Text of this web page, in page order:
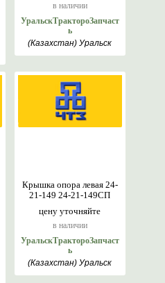
в наличии
УральскТрактороЗапчаст
ь
(Казахстан) Уральск
цену уточняйте
в наличии
Крышка опора левая 24-
21-149 24-21-149СП
УральскТрактороЗапчаст
ь
(Казахстан) Уральск